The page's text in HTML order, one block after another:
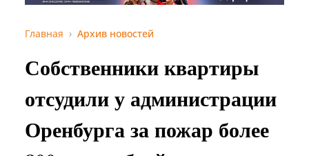
Главная Архив новостей
Собственники квартиры
отсудили у администрации
Оренбурга за пожар более